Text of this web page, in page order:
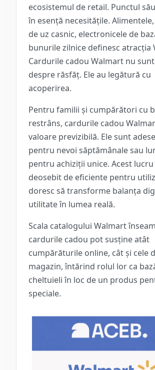
ecosistemul de retail. Punctul
în esență necesitățile.
de uz casnic, electronicele de
bunurile zilnice definesc atracția
Cardurile cadou Walmart nu
despre răsfăț. Ele au legătură cu
acoperirea.
Pentru familii și cumpărători cu
restrâns, cardurile cadou
valoare previzibilă. Ele sunt
pentru nevoi săptămânale sau
pentru achiziții unice. Acest
deosebit de eficiente pentru
doresc să transforme balanța
utilitate în lumea reală.
Scala catalogului Walmart
cardurile cadou pot susține atât
cumpărăturile online, cât și cele
magazin, întărind rolul lor ca
cheltuieli în loc de un produs
speciale.